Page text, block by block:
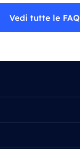
Vedi tutte le FAQ